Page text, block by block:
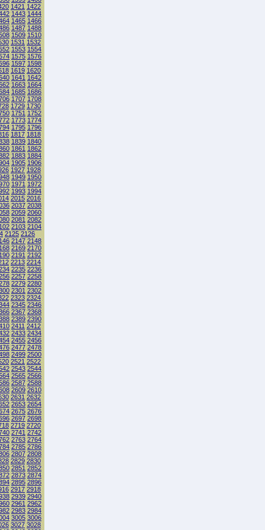
1421 1422
1443 1444
1465 1466
1487 1488
1509 1510
1531 1532
1553 1554
1575 1576
1597 1598
1619 1620
1641 1642
1663 1664
1685 1686
1707 1708
1729 1730
1751 1752
1773 1774
1795 1796
1817 1818
1839 1840
1861 1862
1883 1884
1905 1906
1927 1928
1949 1950
1971 1972
1993 1994
2015 2016
2037 2038
2059 2060
2081 2082
2103 2104
2125 2126
2147 2148
2169 2170
2191 2192
2213 2214
2235 2236
2257 2258
2279 2280
2301 2302
2323 2324
2345 2346
2367 2368
2389 2390
2411 2412
2433 2434
2455 2456
2477 2478
2499 2500
2521 2522
2543 2544
2565 2566
2587 2588
2609 2610
2631 2632
2653 2654
2675 2676
2697 2698
2719 2720
2741 2742
2763 2764
2785 2786
2807 2808
2829 2830
2851 2852
2873 2874
2895 2896
2917 2918
2939 2940
2961 2962
2983 2984
3005 3006
3027 3028